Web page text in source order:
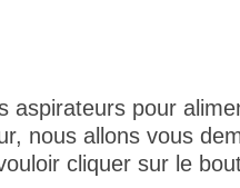
aspirateurs pour
nous allons vous
cliquer sur le